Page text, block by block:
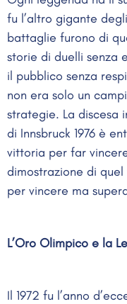
fu l’altro gigante
battaglie furono di
storie di duelli senza
il pubblico senza
non era solo un
strategie. La discesa
di Innsbruck 1976 è
vittoria per far
dimostrazione di
per vincere ma
L’Oro Olimpico e la
Il 1972 fu l’anno